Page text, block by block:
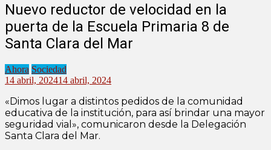
Nuevo reductor de velocidad en la
puerta de la Escuela Primaria 8 de
Santa Clara del Mar
Ahora Sociedad
14 abril, 202414 abril, 2024
«Dimos lugar a distintos pedidos de la comunidad
educativa de la institución, para así brindar una mayor
seguridad vial», comunicaron desde la Delegación
Santa Clara del Mar.